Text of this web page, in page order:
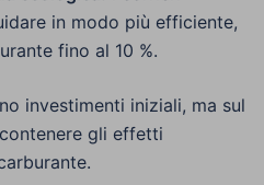
in modo più efficiente,
fino al 10 %.
investimenti iniziali, ma sul
gli effetti